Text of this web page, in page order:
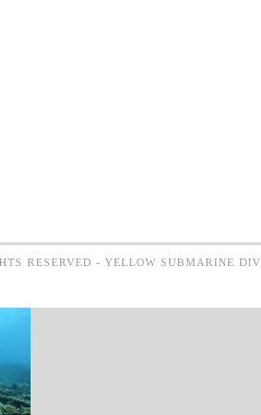
RESERVED - YELLOW SUBMARINE